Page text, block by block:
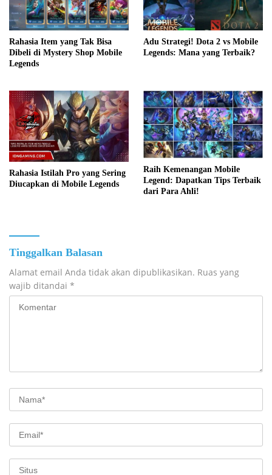
Rahasia Item yang Tak Bisa
Dibeli di Mystery Shop Mobile
Legends
Adu Strategi! Dota 2 vs Mobile
Legends: Mana yang Terbaik?
Rahasia Istilah Pro yang Sering
Diucapkan di Mobile Legends
Raih Kemenangan Mobile
Legend: Dapatkan Tips Terbaik
dari Para Ahli!
Tinggalkan Balasan
Alamat email Anda tidak akan dipublikasikan. Ruas yang
wajib ditandai *